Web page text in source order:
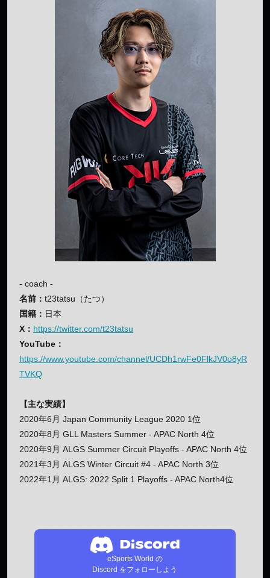
- coach -
名前： t23tatsu（たつ）
国籍： 日本
X： https://twitter.com/t23tatsu
YouTube：
https://www.youtube.com/channel/UCDh1rwFe0FlkJV0o8yR
TVKQ
【主な実績】
2020年6月 Japan Community League 2020 1位
2020年8月 GLL Masters Summer - APAC North 4位
2020年9月 ALGS Summer Circuit Playoffs - APAC North 4位
2021年3月 ALGS Winter Circuit #4 - APAC North 3位
2022年1月 ALGS: 2022 Split 1 Playoffs - APAC North4位
eSports World の
Discord をフォローしよう